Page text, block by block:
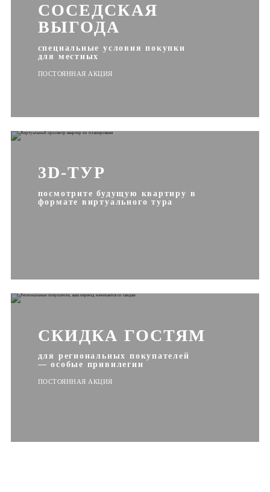
СОСЕДСКАЯ
ВЫГОДА
специальные условия покупки
для местных
ПОСТОЯННАЯ АКЦИЯ
3D-ТУР
посмотрите будущую квартиру в
формате виртуального тура
СКИДКА ГОСТЯМ
для региональных покупателей
— особые привилегии
ПОСТОЯННАЯ АКЦИЯ